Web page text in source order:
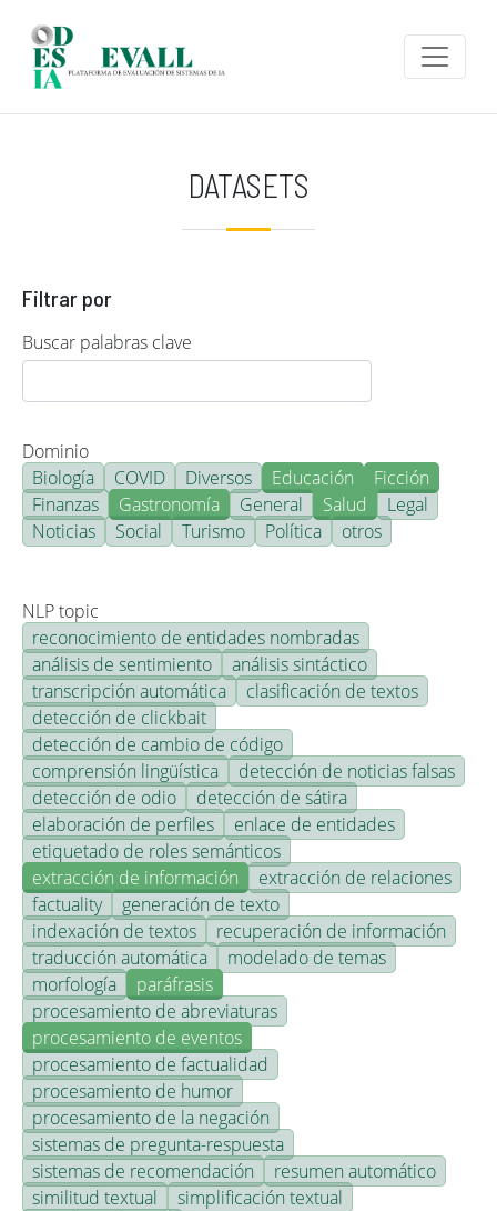
DATASETS
Filtrar por
Buscar palabras clave
Dominio
Biología
COVID Diversos Educación
Ficción
Finanzas
Gastronomía General Salud
Legal
Noticias
Social Turismo Política otros
NLP topic
reconocimiento de entidades nombradas
análisis de sentimiento
análisis sintáctico
transcripción automática
clasificación de textos
detección de clickbait
detección de cambio de código
comprensión lingüística
detección de noticias falsas
detección de odio
detección de sátira
elaboración de perfiles
enlace de entidades
etiquetado de roles semánticos
extracción de información
extracción de relaciones
factuality
generación de texto
indexación de textos
recuperación de información
traducción automática
modelado de temas
morfología
paráfrasis
procesamiento de abreviaturas
procesamiento de eventos
procesamiento de factualidad
procesamiento de humor
procesamiento de la negación
sistemas de pregunta-respuesta
sistemas de recomendación
resumen automático
similitud textual
simplificación textual